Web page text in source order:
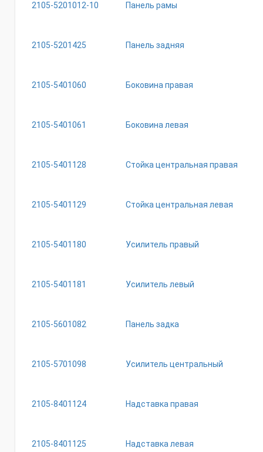
2105-5201012-10 Панель рамы
2105-5201425 Панель задняя
2105-5401060 Боковина правая
2105-5401061 Боковина левая
2105-5401128 Стойка центральная правая
2105-5401129 Стойка центральная левая
2105-5401180 Усилитель правый
2105-5401181 Усилитель левый
2105-5601082 Панель задка
2105-5701098 Усилитель центральный
2105-8401124 Надставка правая
2105-8401125 Надставка левая